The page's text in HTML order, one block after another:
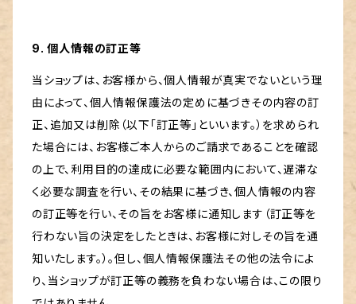
9. 個人情報の訂正等
当ショップは、お客様から、個人情報が真実でないという理
由によって、個人情報保護法の定めに基づきその内容の訂
正、追加又は削除（以下「訂正等」といいます。）を求められ
た場合には、お客様ご本人からのご請求であることを確認
の上で、利用目的の達成に必要な範囲内において、遅滞な
く必要な調査を行い、その結果に基づき、個人情報の内容
の訂正等を行い、その旨をお客様に通知します（訂正等を
行わない旨の決定をしたときは、お客様に対しその旨を通
知いたします。）。但し、個人情報保護法その他の法令によ
り、当ショップが訂正等の義務を負わない場合は、この限り